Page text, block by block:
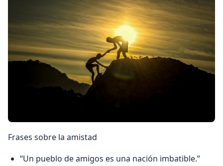
Frases sobre la amistad
“Un pueblo de amigos es una nación imbatible.”